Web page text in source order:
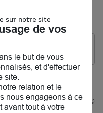
Powered by evermaps ©
sur notre site
de vos
le but de vous
et d'effectuer
site.
relation et le
nous engageons à ce
avant tout à votre